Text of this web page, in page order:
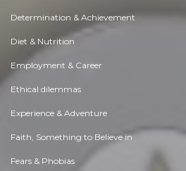
Determination & Achievement
Diet & Nutrition
Employment & Career
Ethical dilemmas
Experience & Adventure
Faith, Something to Believe in
Fears & Phobias